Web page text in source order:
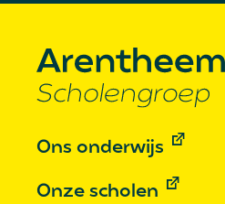
Ons onderwijs
Onze scholen